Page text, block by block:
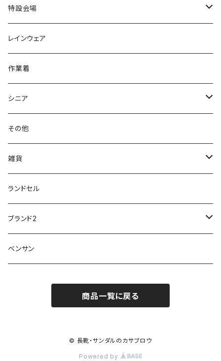
フォーマル/ビジネス/通学靴
学生靴
ビジネスシューズ
アウトドア/トレッキング
スポーツ
アキレス Achilles
GIRARE
Field tex
イチマツ
Kiyomo Asmo
パンジー Pansy
第一ゴム
ミレディ Milady
コンバース CONVERSE
ネウシ NEUSHI
トパーズ TOPAZ
ザノースフェイス THE NORTH FACE
スケッチャーズ
疲れにくいクッション性能
脱ぎ履き簡単
20190211nattack
20200114ncv
20191223nrain
20190106nattack
20190223nkutu
20190501nnf
20200701nmensand
20200721nwsand
20190702caq
20200723nmsand
特設会場
悩み解決
膝・腰痛
暑い、足汗、ムレ対策
レインアイテム
レインブーツ
防水シューズ
レインブーツ
アウトドア・トレッキング
動画でご紹介
フォーマル/ビジネス/通学靴
軽量
夏特集
レインウェア
作業着
シニア
カジュアル
カジュアルシューズ
紳士
婦人
その他
雑貨
雨具
傘
ランドセル
ブランド2
ノースフェイス
ベンサン
商品一覧に戻る
© 長靴・サンダルのカサブロウ
Powered by